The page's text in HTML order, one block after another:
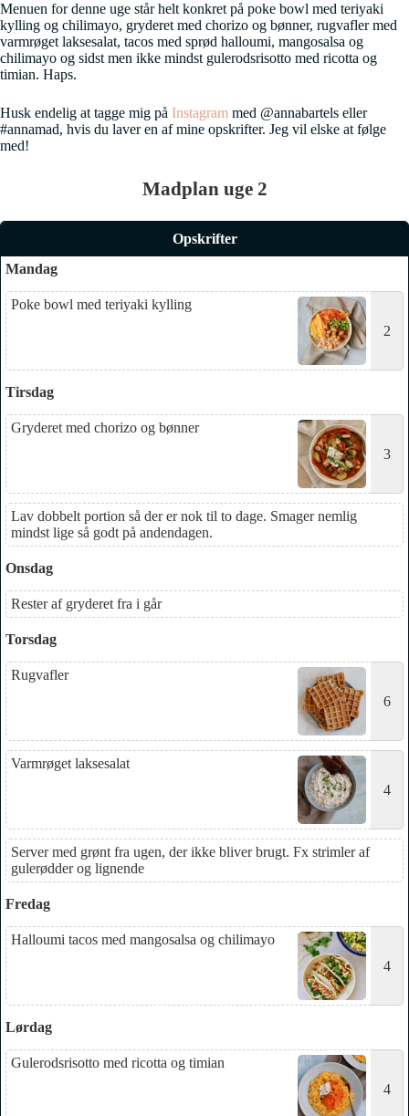
Menuen for denne uge står helt konkret på poke bowl med teriyaki
kylling og chilimayo, gryderet med chorizo og bønner, rugvafler med
varmrøget laksesalat, tacos med sprød halloumi, mangosalsa og
chilimayo og sidst men ikke mindst gulerodsrisotto med ricotta og
timian. Haps.
Husk endelig at tagge mig på Instagram med @annabartels eller
#annamad, hvis du laver en af mine opskrifter. Jeg vil elske at følge
med!
Madplan uge 2
Opskrifter
Mandag
Poke bowl med teriyaki kylling
2
Tirsdag
Gryderet med chorizo og bønner
3
Lav dobbelt portion så der er nok til to dage. Smager nemlig
mindst lige så godt på andendagen.
Onsdag
Rester af gryderet fra i går
Torsdag
Rugvafler
6
Varmrøget laksesalat
4
Server med grønt fra ugen, der ikke bliver brugt. Fx strimler af
gulerødder og lignende
Fredag
Halloumi tacos med mangosalsa og chilimayo
4
Lørdag
Gulerodsrisotto med ricotta og timian
4